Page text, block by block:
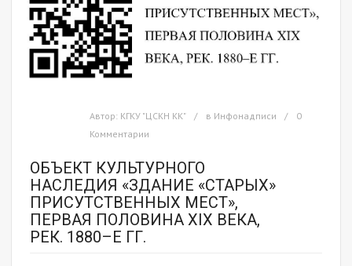
Автор: КГКУ "ЦСКН КК" в Инфонадписи
0
Комментарии
ОБЪЕКТ КУЛЬТУРНОГО
НАСЛЕДИЯ «ЗДАНИЕ «СТАРЫХ»
ПРИСУТСТВЕННЫХ МЕСТ»,
ПЕРВАЯ ПОЛОВИНА XIX ВЕКА,
РЕК. 1880–Е ГГ.